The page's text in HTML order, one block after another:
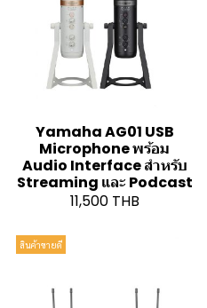
Yamaha AG01 USB
Microphone พร้อม
Audio Interface สำหรับ
Streaming และ Podcast
11,500 THB
สินค้าขายดี